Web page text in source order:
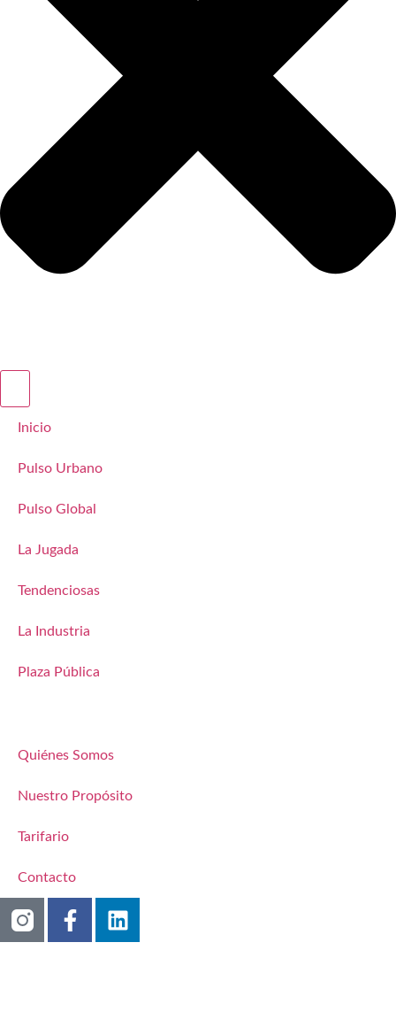
Inicio
Pulso Urbano
Pulso Global
La Jugada
Tendenciosas
La Industria
Plaza Pública
Quiénes Somos
Nuestro Propósito
Tarifario
Contacto